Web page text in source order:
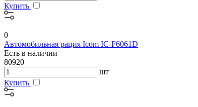
Купить
0
Автомобильная рация Icom IC-F6061D
Есть в наличии
80920
шт
Купить